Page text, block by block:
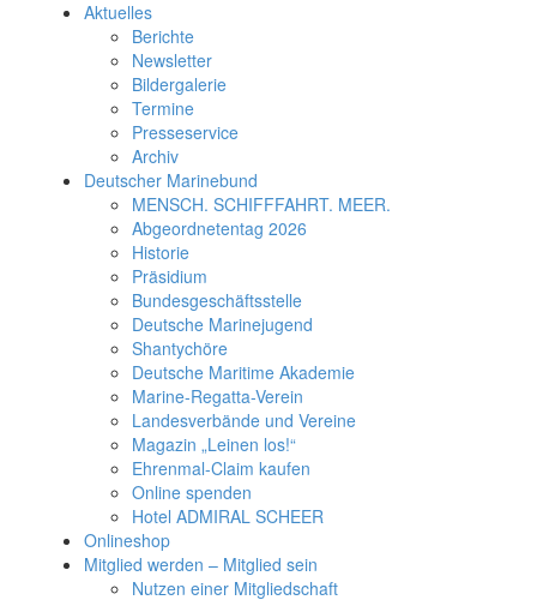
Aktuelles
Berichte
Newsletter
Bildergalerie
Termine
Presseservice
Archiv
Deutscher Marinebund
MENSCH. SCHIFFFAHRT. MEER.
Abgeordnetentag 2026
Historie
Präsidium
Bundesgeschäftsstelle
Deutsche Marinejugend
Shantychöre
Deutsche Maritime Akademie
Marine-Regatta-Verein
Landesverbände und Vereine
Magazin „Leinen los!“
Ehrenmal-Claim kaufen
Online spenden
Hotel ADMIRAL SCHEER
Onlineshop
Mitglied werden – Mitglied sein
Nutzen einer Mitgliedschaft